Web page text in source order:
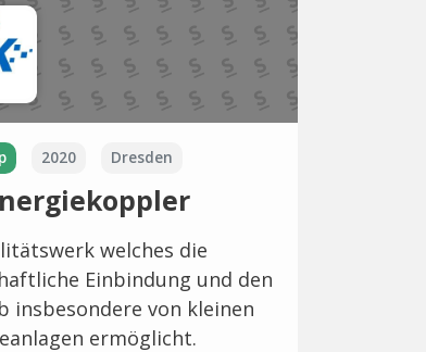
2020 Dresden
welches die
Einbindung und den
insbesondere von kleinen
ermöglicht.